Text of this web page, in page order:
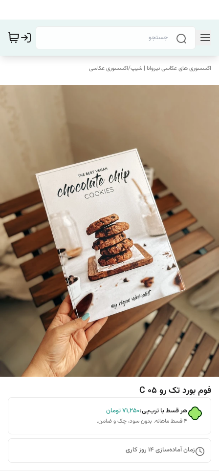
اکسسوری های عکاسی نیروانا | شیپ/اکسسوری عکاسی
فوم بورد تک رو C 05
هر قسط با ترب‌پی:۷۱٬۲۵۰تومان
۴ قسط ماهانه. بدون سود، چک و ضامن.
زمان آماده‌سازی 14 روز کاری